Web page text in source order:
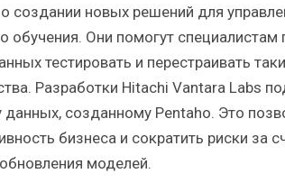
создании новых решений для
обучения. Они помогут специалистам
тестировать и перестраивать
Разработки Hitachi Vantara Labs
данных, созданному Pentaho. Это
бизнеса и сократить риски за
моделей.
ИБП
Отрасль ИБП в депрессии?
Часть II.